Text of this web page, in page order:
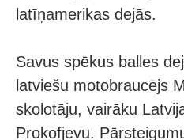
latīņamerikas dejās.
Savus spēkus balles
latviešu motobraucējs
skolotāju, vairāku
Prokofjevu.